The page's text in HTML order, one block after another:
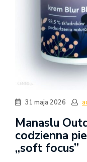
31 maja 2026
Manaslu
codzienna
„soft focus”